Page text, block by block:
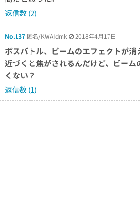
返信数 (2)
No.137 匿名/KWAIdmk 2018年4月17日
ボスバトル、ビームのエフェクトが消
近づくと焦がされるんだけど、ビーム
くない？
返信数 (1)